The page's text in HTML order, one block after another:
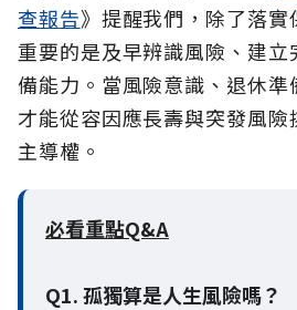
查報告》提醒我們，除了落
重要的是及早辨識風險、建
備能力。當風險意識、退休準
才能從容因應長壽與突發風
主導權。
必看重點Q&A
Q1. 孤獨算是人生風險嗎？